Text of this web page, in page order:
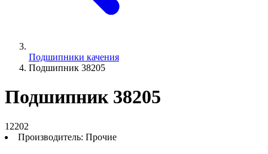
Подшипники качения
Подшипник 38205
Подшипник 38205
12202
Производитель: Прочие